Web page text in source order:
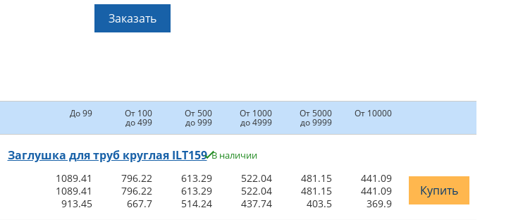
Заказать
До 99 От 100
до 499
От 500
до 999
От 1000
до 4999
От 5000
до 9999
От 10000
Заглушка для труб круглая ILT159 В наличии
1089.41 796.22 613.29 522.04 481.15
441.09
1089.41 796.22 613.29 522.04 481.15
441.09
913.45 667.7 514.24 437.74 403.5 369.9
Купить